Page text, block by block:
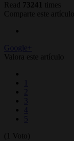
Read 73241
times
Comparte este artículo
Google+
Valora este artículo
2
3
4
5
(1 Voto)